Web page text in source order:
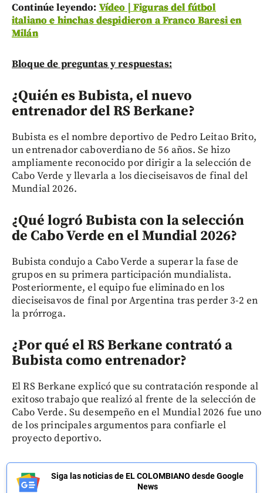
Continúe leyendo: Vídeo | Figuras del fútbol
italiano e hinchas despidieron a Franco Baresi en
Milán
Bloque de preguntas y respuestas:
¿Quién es Bubista, el nuevo
entrenador del RS Berkane?
Bubista es el nombre deportivo de Pedro Leitao Brito,
un entrenador caboverdiano de 56 años. Se hizo
ampliamente reconocido por dirigir a la selección de
Cabo Verde y llevarla a los dieciseisavos de final del
Mundial 2026.
¿Qué logró Bubista con la selección
de Cabo Verde en el Mundial 2026?
Bubista condujo a Cabo Verde a superar la fase de
grupos en su primera participación mundialista.
Posteriormente, el equipo fue eliminado en los
dieciseisavos de final por Argentina tras perder 3-2 en
la prórroga.
¿Por qué el RS Berkane contrató a
Bubista como entrenador?
El RS Berkane explicó que su contratación responde al
exitoso trabajo que realizó al frente de la selección de
Cabo Verde. Su desempeño en el Mundial 2026 fue uno
de los principales argumentos para confiarle el
proyecto deportivo.
Siga las noticias de EL COLOMBIANO desde Google
News